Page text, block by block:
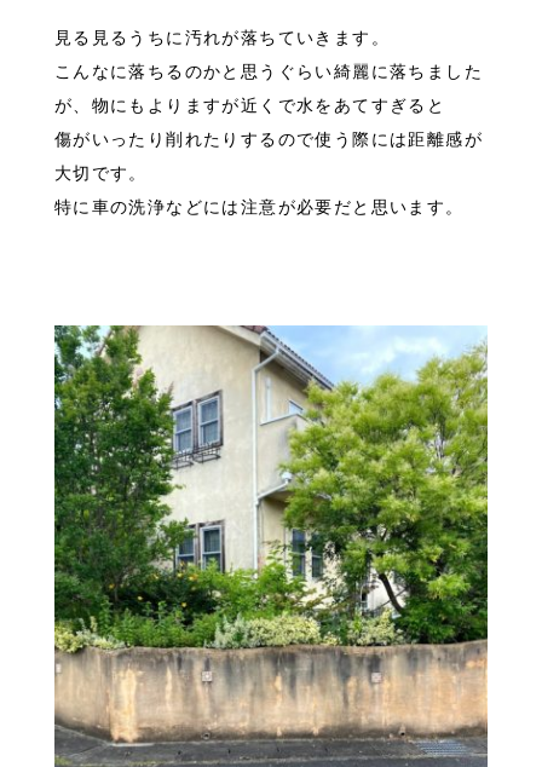
見る見るうちに汚れが落ちていきます。
こんなに落ちるのかと思うぐらい綺麗に落ちました
が、物にもよりますが近くで水をあてすぎると
傷がいったり削れたりするので使う際には距離感が
大切です。
特に車の洗浄などには注意が必要だと思います。